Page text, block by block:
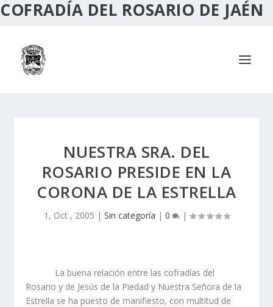
COFRADÍA DEL ROSARIO DE JAÉN
NUESTRA SRA. DEL
ROSARIO PRESIDE EN LA
CORONA DE LA ESTRELLA
1, Oct , 2005 | Sin categoría | 0 |
La buena relación entre las cofradías del
Rosario y de Jesús de la Piedad y Nuestra Señora de la
Estrella se ha puesto de manifiesto, con multitud de